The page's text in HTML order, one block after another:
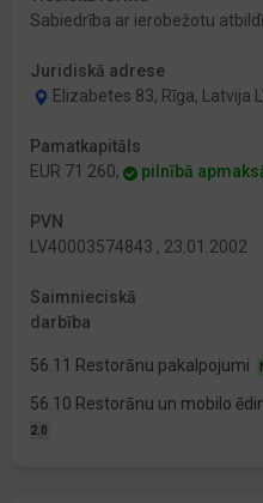
Sabiedrība ar ierobežotu
Juridiskā adrese
Elizabetes 83, Rīga, Latvija
Pamatkapitāls
EUR 71 260,
pilnībā
PVN
LV40003574843 , 23.01.2002
Saimnieciskā
darbība
56.11 Restorānu pakalpojumi
56.10 Restorānu un mobilo
2.0